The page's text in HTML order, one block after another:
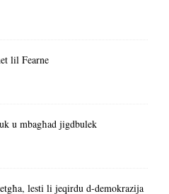
lil Fearne
u mbagħad jigdbulek
lesti li jeqirdu d-demokrazija